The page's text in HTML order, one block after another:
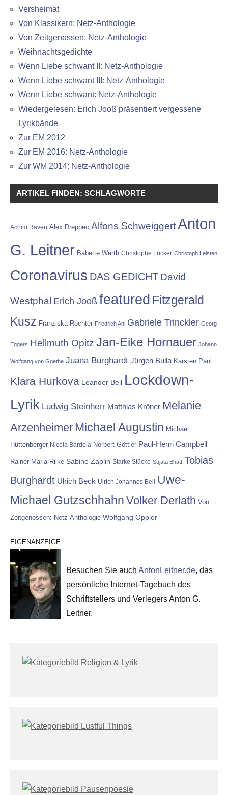
Versheimat
Von Klassikern: Netz-Anthologie
Von Zeitgenossen: Netz-Anthologie
Weihnachtsgedichte
Wenn Liebe schwant II: Netz-Anthologie
Wenn Liebe schwant III: Netz-Anthologie
Wenn Liebe schwant: Netz-Anthologie
Wiedergelesen: Erich Jooß präsentiert vergessene
Lyrikbände
Zur EM 2012
Zur EM 2016: Netz-Anthologie
Zur WM 2014: Netz-Anthologie
ARTIKEL FINDEN: SCHLAGWORTE
Achim Raven Alex Dreppec Alfons SchweiggertAnton
G. Leitner Babette Werth Christophe Fricker Christoph Leisten
Coronavirus DAS GEDICHT David
Westphal Erich Jooß featured Fitzgerald
Kusz Franziska Röchter Friedrich Ani Gabriele Trinckler Georg
Eggers Hellmuth Opitz Jan-Eike Hornauer Johann
Wolfgang von Goethe Juana Burghardt Jürgen Bulla Karsten Paul
Klara Hurkova Leander Beil Lockdown-
Lyrik Ludwig Steinherr Matthias Kröner Melanie
Arzenheimer Michael Augustin Michael
Hüttenberger Nicola Bardola Norbert Göttler Paul-Henri Campbell
Rainer Maria Rilke Sabine Zaplin Starke Stücke Sujata Bhatt Tobias
Burghardt Ulrich Beck Ulrich Johannes Beil
Uwe-
Michael Gutzschhahn Volker Derlath Von
Zeitgenossen: Netz-Anthologie Wolfgang Oppler
EIGENANZEIGE
Besuchen Sie auch AntonLeitner.de, das
persönliche Internet-Tagebuch des
Schriftstellers und Verlegers Anton G.
Leitner.